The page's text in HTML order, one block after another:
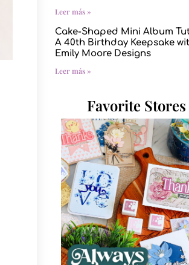
Leer más »
Cake-Shaped Mini Album
A 40th Birthday Keepsake
Emily Moore Designs
Leer más »
Favorite Stores